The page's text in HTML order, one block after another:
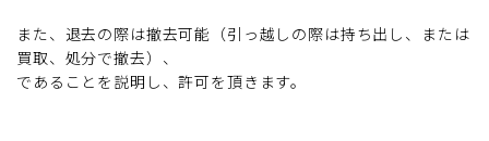
また、退去の際は撤去可能（引っ越しの際は持ち出し、または
買取、処分で撤去）、
であることを説明し、許可を頂きます。